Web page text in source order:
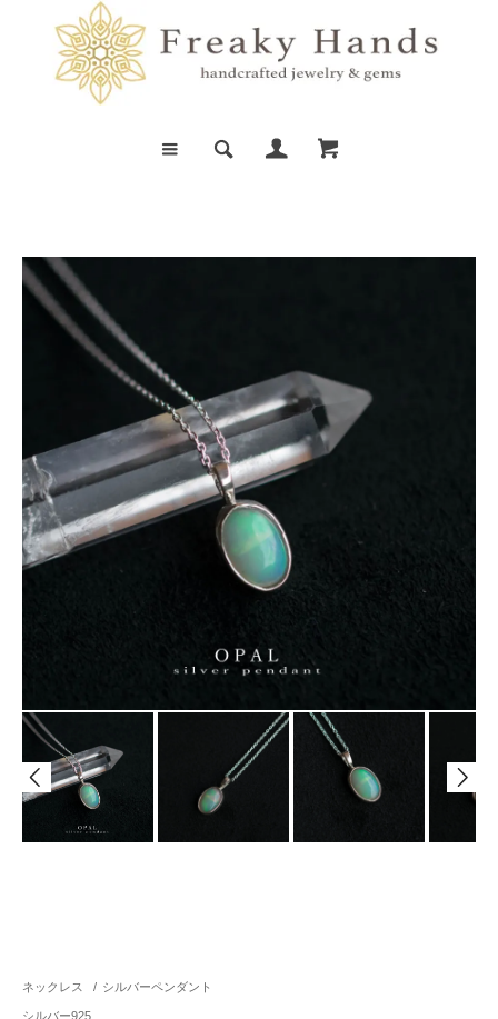
ネックレス / シルバーペンダント
シルバー925